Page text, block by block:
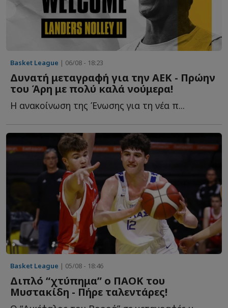
Basket League | 06/08 - 18:23
Δυνατή μεταγραφή για την ΑΕΚ - Πρώην
του Άρη με πολύ καλά νούμερα!
Η ανακοίνωση της Ένωσης για τη νέα π...
Basket League | 05/08 - 18:46
Διπλό “χτύπημα” ο ΠΑΟΚ του
Μυστακίδη - Πήρε ταλεντάρες!